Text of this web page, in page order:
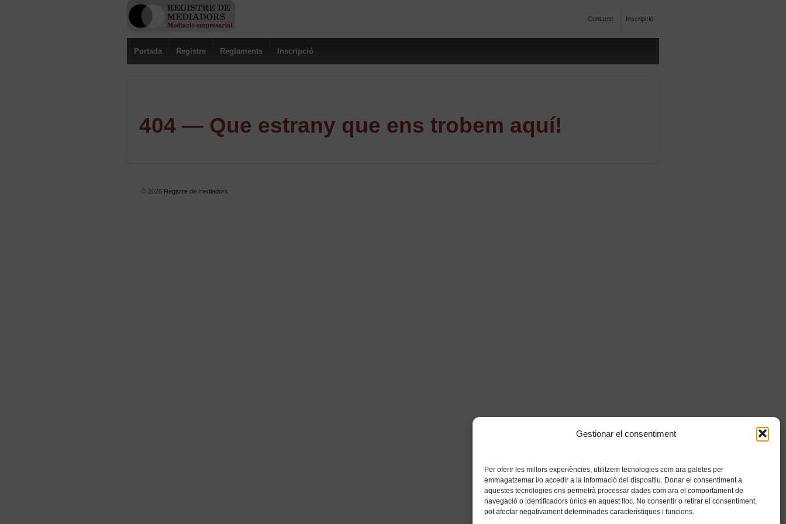
Gestionar el consentiment
Per oferir les millors experiències, utilitzem tecnologies com ara galetes per
emmagatzemar i/o accedir a la informació del dispositiu. Donar el consentiment a
aquestes tecnologies ens permetrà processar dades com ara el comportament de
navegació o identificadors únics en aquest lloc. No consentir o retirar el consentiment,
pot afectar negativament determinades característiques i funcions.
Contacte Inscripció
Portada Registre Reglaments Inscripció
404 — Que estrany que ens trobem aquí!
© 2026 Registre de mediadors